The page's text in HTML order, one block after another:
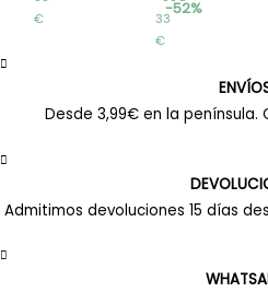
€
52%
33
€
Desde 3,99€ en la
Admitimos devoluciones 15 días